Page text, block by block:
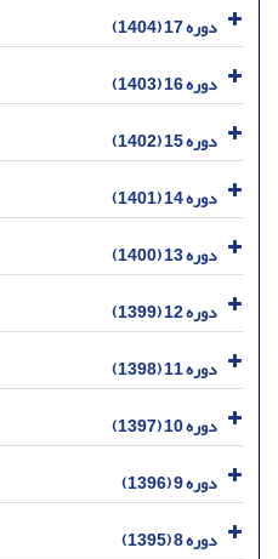
دوره 17 (1404)
دوره 16 (1403)
دوره 15 (1402)
دوره 14 (1401)
دوره 13 (1400)
دوره 12 (1399)
دوره 11 (1398)
دوره 10 (1397)
دوره 9 (1396)
دوره 8 (1395)